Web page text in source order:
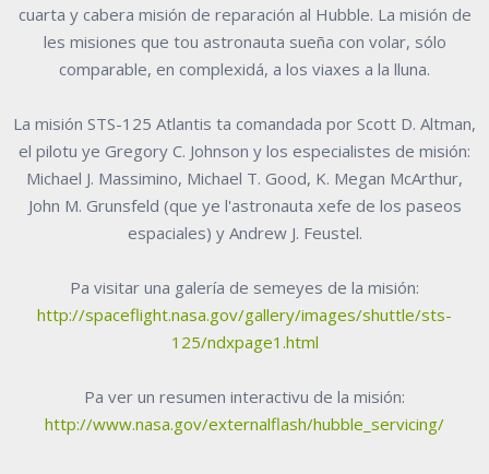
cuarta y cabera misión de reparación al Hubble. La misión de
les misiones que tou astronauta sueña con volar, sólo
comparable, en complexidá, a los viaxes a la lluna.
La misión STS-125 Atlantis ta comandada por Scott D. Altman,
el pilotu ye Gregory C. Johnson y los especialistes de misión:
Michael J. Massimino, Michael T. Good, K. Megan McArthur,
John M. Grunsfeld (que ye l'astronauta xefe de los paseos
espaciales) y Andrew J. Feustel.
Pa visitar una galería de semeyes de la misión:
http://spaceflight.nasa.gov/gallery/images/shuttle/sts-
125/ndxpage1.html
Pa ver un resumen interactivu de la misión:
http://www.nasa.gov/externalflash/hubble_servicing/